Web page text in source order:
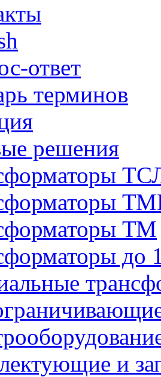
ответ
терминов
решения
ТМ
и